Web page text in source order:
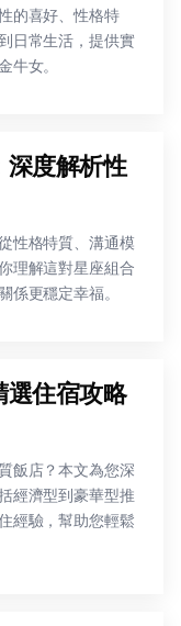
的喜好、性格特
日常生活，提供實
牛女。
深度解析性
性格特質、溝通模
理解這對星座組合
係更穩定幸福。
選住宿攻略
飯店？本文為您深
經濟型到豪華型推
經驗，幫助您輕鬆